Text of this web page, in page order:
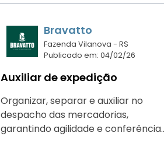
Bravatto
Fazenda Vilanova - RS
Publicado em: 04/02/26
Auxiliar de expedição
Organizar, separar e auxiliar no
despacho das mercadorias,
garantindo agilidade e conferência